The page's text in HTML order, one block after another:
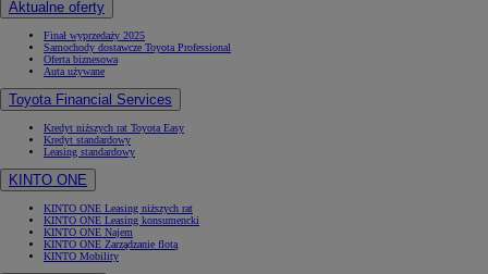
Aktualne oferty
Finał wyprzedaży 2025
Samochody dostawcze Toyota Professional
Oferta biznesowa
Auta używane
Toyota Financial Services
Kredyt niższych rat Toyota Easy
Kredyt standardowy
Leasing standardowy
KINTO ONE
KINTO ONE Leasing niższych rat
KINTO ONE Leasing konsumencki
KINTO ONE Najem
KINTO ONE Zarządzanie flotą
KINTO Mobility